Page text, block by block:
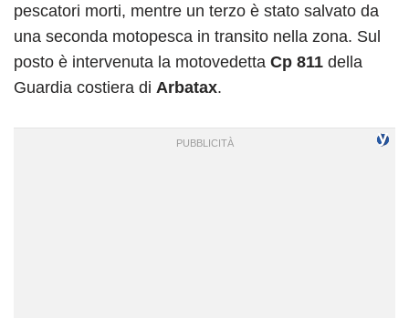
pescatori morti, mentre un terzo è stato salvato da
una seconda motopesca in transito nella zona. Sul
posto è intervenuta la motovedetta Cp 811 della
Guardia costiera di Arbatax.